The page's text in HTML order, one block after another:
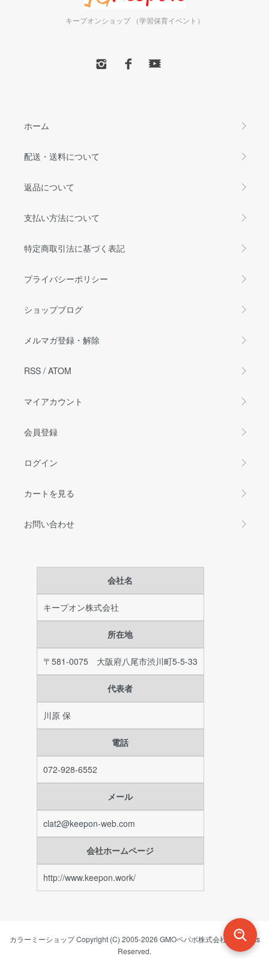
キープオンショップ （学習保育イベント）
ホーム
配送・送料について
返品について
支払い方法について
特定商取引法に基づく表記
プライバシーポリシー
ショップブログ
メルマガ登録・解除
RSS / ATOM
マイアカウント
会員登録
ログイン
カートを見る
お問い合わせ
会社名
キープオン株式会社
所在地
〒581-0075 大阪府八尾市渋川町5-5-33
代表者
川原 保
電話
072-928-6552
メール
clat2@keepon-web.com
会社ホームページ
http://www.keepon.work/
カラーミーショップCopyright (C) 2005-2026 GMOペパボ株式会社
All Rights
Reserved.